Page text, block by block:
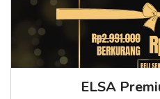
ELSA